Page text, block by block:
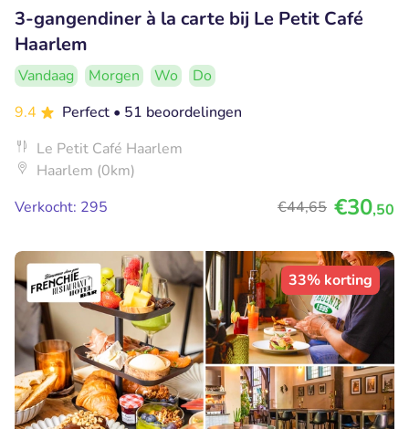
3-gangendiner à la carte bij Le Petit Café
Haarlem
Vandaag Morgen Wo
Do
9.4
Perfect • 51 beoordelingen
Le Petit Café Haarlem
Haarlem (0km)
Verkocht: 295
€44,65 €30,50
33% korting